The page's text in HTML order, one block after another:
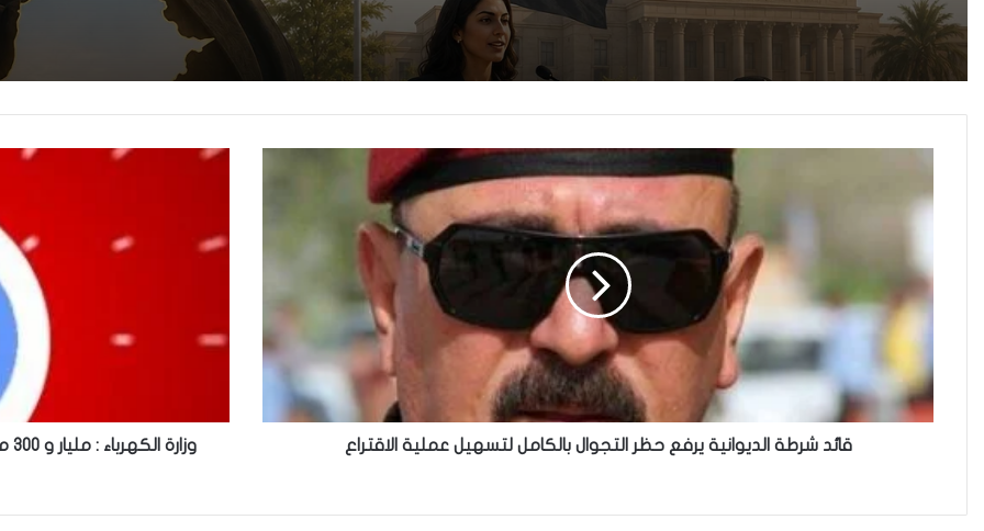
قائد شرطة الديوانية يرفع حظر التجوال بالكامل لتسهيل عملية الاقتراع